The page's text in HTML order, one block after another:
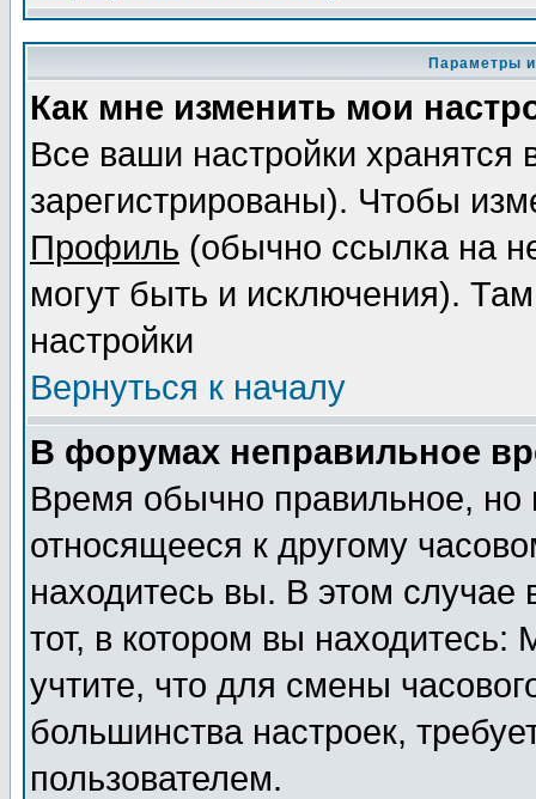
Параметры
Как мне изменить мои
Все ваши настройки
зарегистрированы). Чтобы
Профиль (обычно ссылка на
могут быть и исключения).
настройки
Вернуться к началу
В форумах неправильное
Время обычно правильное,
относящееся к другому
находитесь вы. В этом
тот, в котором вы
учтите, что для смены
большинства настроек,
пользователем.